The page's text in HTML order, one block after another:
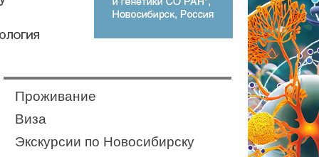
Проживание
Виза
Экскурсии по Новосибирску